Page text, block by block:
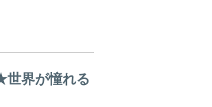
界が憧れる